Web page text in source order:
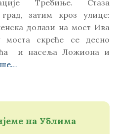
Требиње. Стаза
затим кроз улице:
долази на мост Ива
моста скреће се десно
и насеља Ложиона и
на Ублима